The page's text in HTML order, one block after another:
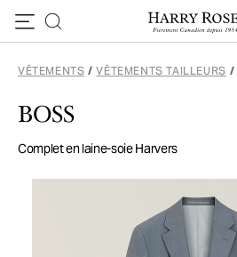
VÊTEMENTS / VÊTEMENTS TAILLEURS /
BOSS
Complet en laine-soie Harvers